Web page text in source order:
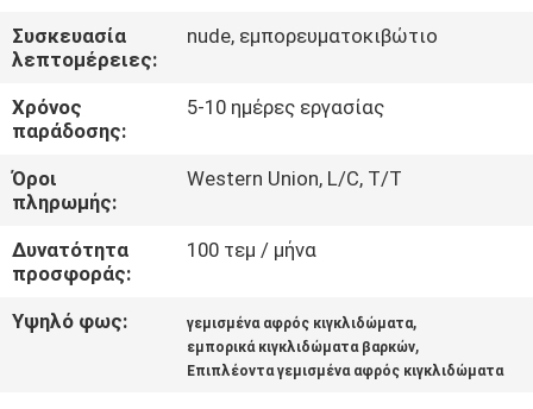
ΕΠΙΚΟΙΝΩΝΉΣΤΕ
ΜΑΖΊ
ΜΑΣ
ΝΈΑ
ΥΠΟΘΈΣΕΙΣ
Συσκευασία
λεπτομέρειες:
nude, εμπορευματοκιβώτιο
Χρόνος
παράδοσης:
5-10 ημέρες εργασίας
Όροι
πληρωμής:
Western Union, L/C, T/T
Δυνατότητα
προσφοράς:
100 τεμ / μήνα
Υψηλό φως: γεμισμένα αφρός κιγκλιδώματα,
εμπορικά κιγκλιδώματα βαρκών,
Επιπλέοντα γεμισμένα αφρός κιγκλιδώματα